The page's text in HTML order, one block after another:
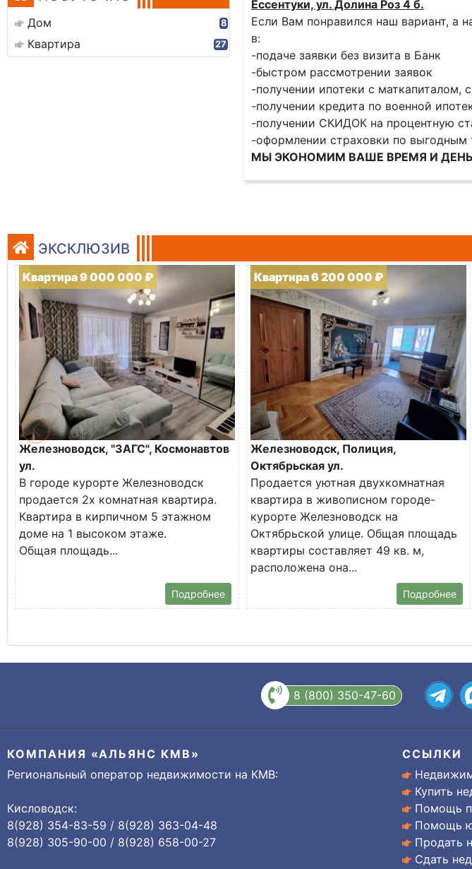
Дом 8
Квартира 27
Ессентуки, ул. Долина Роз 4 б.
Если Вам понравился наш вариант, а
в:
-подаче заявки без визита в Банк
-быстром рассмотрении заявок
-получении ипотеки с маткапиталом,
-получении кредита по военной
-получении СКИДОК на процентную
-оформлении страховки по выгодным
МЫ ЭКОНОМИМ ВАШЕ ВРЕМЯ И
ЭКСКЛЮЗИВ
Квартира 9 000 000 ₽
Железноводск, "ЗАГС", Космонавтов
ул.
В городе курорте Железноводск
продается 2х комнатная квартира.
Квартира в кирпичном 5 этажном
доме на 1 высоком этаже.
Общая площадь...
Подробнее
Квартира 6 200 000 ₽
Железноводск, Полиция,
Октябрьская ул.
Продается уютная двухкомнатная
квартира в живописном городе-
курорте Железноводск на
Октябрьской улице. Общая площадь
квартиры составляет 49 кв. м,
расположена она...
Подробнее
8 (800) 350-47-60
КОМПАНИЯ «АЛЬЯНС КМВ»
Региональный оператор недвижимости на КМВ:
Кисловодск:
8(928) 354-83-59 / 8(928) 363-04-48
8(928) 305-90-00 / 8(928) 658-00-27
ССЫЛКИ
Купить
Помощь
Помощь
Продать
Сдать